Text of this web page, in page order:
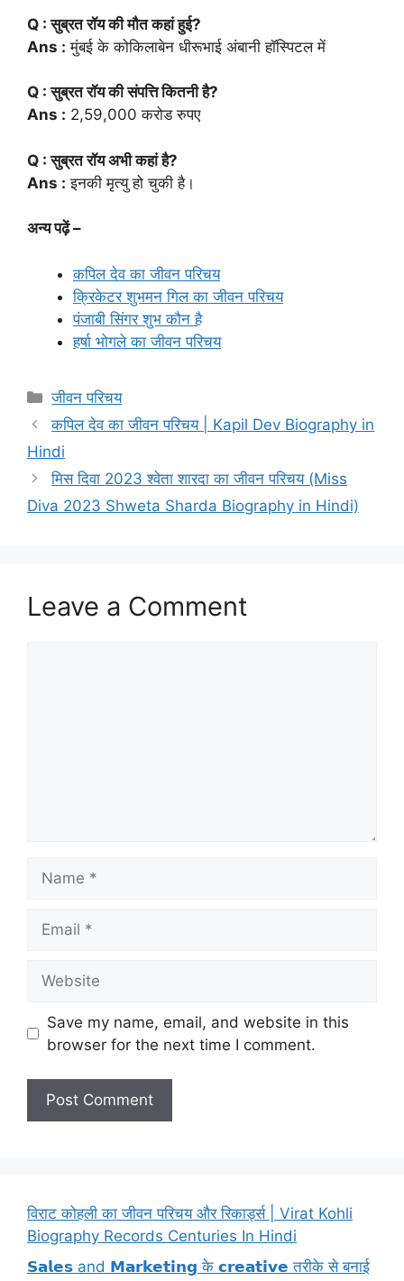
Q : सुब्रत रॉय की मौत कहां हुई?
Ans : मुंबई के कोकिलाबेन धीरूभाई अंबानी हॉस्पिटल में
Q : सुब्रत रॉय की संपत्ति कितनी है?
Ans : 2,59,000 करोड रुपए
Q : सुब्रत रॉय अभी कहां है?
Ans : इनकी मृत्यु हो चुकी है।
अन्य पढ़ें –
कपिल देव का जीवन परिचय
क्रिकेटर शुभमन गिल का जीवन परिचय
पंजाबी सिंगर शुभ कौन है
हर्षा भोगले का जीवन परिचय
Categories
जीवन परिचय
कपिल देव का जीवन परिचय | Kapil Dev Biography in
Hindi
मिस दिवा 2023 श्वेता शारदा का जीवन परिचय (Miss
Diva 2023 Shweta Sharda Biography in Hindi)
Leave a Comment
Save my name, email, and website in this
browser for the next time I comment.
विराट कोहली का जीवन परिचय और रिकार्ड्स | Virat Kohli
Biography Records Centuries In Hindi
𝗦𝗮𝗹𝗲𝘀 and 𝗠𝗮𝗿𝗸𝗲𝘁𝗶𝗻𝗴 के 𝗰𝗿𝗲𝗮𝘁𝗶𝘃𝗲 तरीके से बनाई